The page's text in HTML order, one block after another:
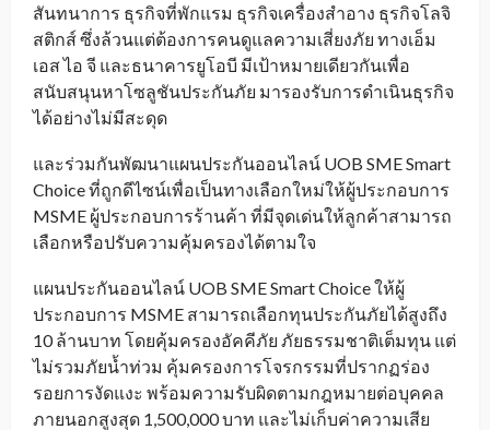
สันทนาการ ธุรกิจที่พักแรม ธุรกิจเครื่องสำอาง ธุรกิจโลจิ
สติกส์ ซึ่งล้วนแต่ต้องการคนดูแลความเสี่ยงภัย ทางเอ็ม
เอส ไอ จี และธนาคารยูโอบี มีเป้าหมายเดียวกันเพื่อ
สนับสนุนหาโซลูชันประกันภัย มารองรับการดำเนินธุรกิจ
ได้อย่างไม่มีสะดุด
และร่วมกันพัฒนาแผนประกันออนไลน์ UOB SME Smart
Choice ที่ถูกดีไซน์เพื่อเป็นทางเลือกใหม่ให้ผู้ประกอบการ
MSME ผู้ประกอบการร้านค้า ที่มีจุดเด่นให้ลูกค้าสามารถ
เลือกหรือปรับความคุ้มครองได้ตามใจ
แผนประกันออนไลน์ UOB SME Smart Choice ให้ผู้
ประกอบการ MSME สามารถเลือกทุนประกันภัยได้สูงถึง
10 ล้านบาท โดยคุ้มครองอัคคีภัย ภัยธรรมชาติเต็มทุน แต่
ไม่รวมภัยน้ำท่วม คุ้มครองการโจรกรรมที่ปรากฏร่อง
รอยการงัดแงะ พร้อมความรับผิดตามกฎหมายต่อบุคคล
ภายนอกสูงสุด 1,500,000 บาท และไม่เก็บค่าความเสีย